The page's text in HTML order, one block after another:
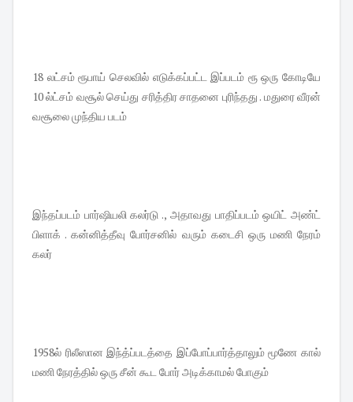
18 லட்சம் ரூபாய் செலவில் எடுக்கப்பட்ட இப்படம் ரூ ஒரு கோடியே
10 ல்ட்சம் வசூல் செய்து சரித்திர சாதனை புரிந்தது . மதுரை வீரன்
வசூலை முந்திய படம்
இந்தப்படம் பார்ஷியலி கலர்டு ., அதாவது பாதிப்படம் ஒயிட் அண்ட்
பிளாக் . கன்னித்தீவு போர்சனில் வரும் கடைசி ஒரு மணி நேரம்
கலர்
1958ல் ரிலீஸான இந்த்ப்படத்தை இப்போப்பார்த்தாலும் மூணே கால்
மணி நேரத்தில் ஒரு சீன் கூட போர் அடிக்காமல் போகும்